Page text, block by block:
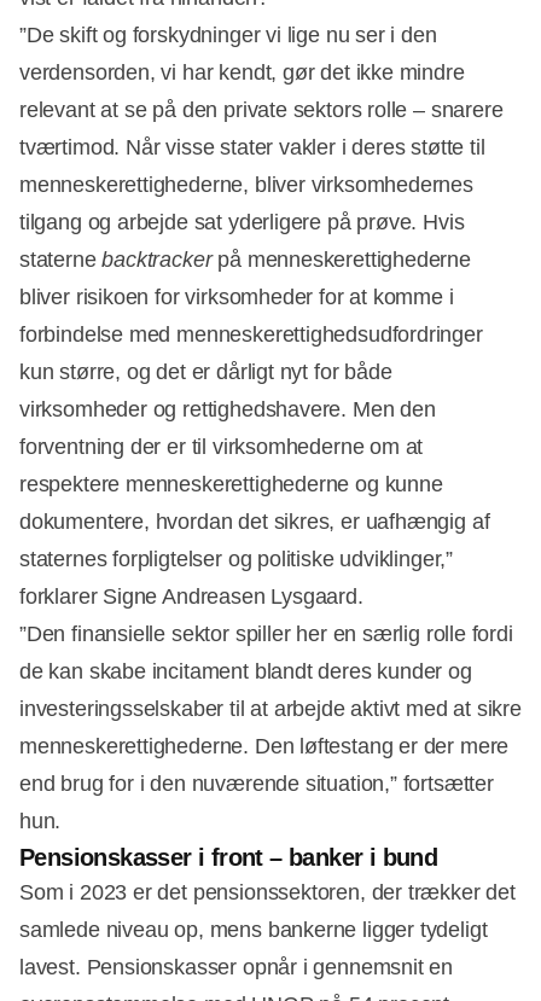
”De skift og forskydninger vi lige nu ser i den
verdensorden, vi har kendt, gør det ikke mindre
relevant at se på den private sektors rolle – snarere
tværtimod. Når visse stater vakler i deres støtte til
menneskerettighederne, bliver virksomhedernes
tilgang og arbejde sat yderligere på prøve. Hvis
staternebacktrackerpå menneskerettighederne
bliver risikoen for virksomheder for at komme i
forbindelse med menneskerettighedsudfordringer
kun større, og det er dårligt nyt for både
virksomheder og rettighedshavere. Men den
forventning der er til virksomhederne om at
respektere menneskerettighederne og kunne
dokumentere, hvordan det sikres, er uafhængig af
staternes forpligtelser og politiske udviklinger,”
forklarer Signe Andreasen Lysgaard.
”Den finansielle sektor spiller her en særlig rolle fordi
de kan skabe incitament blandt deres kunder og
investeringsselskaber til at arbejde aktivt med at sikre
menneskerettighederne. Den løftestang er der mere
end brug for i den nuværende situation,” fortsætter
hun.
Pensionskasser i front – banker i bund
Som i 2023 er det pensionssektoren, der trækker det
samlede niveau op, mens bankerne ligger tydeligt
lavest. Pensionskasser opnår i gennemsnit en